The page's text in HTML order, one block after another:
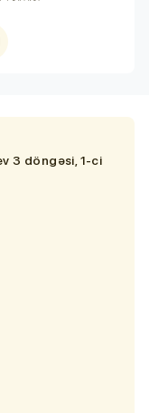
3 döngəsi, 1-ci